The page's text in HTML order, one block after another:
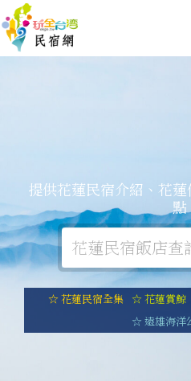
提供花蓮民宿介紹、花
點
☆ 花蓮民宿全集 ☆ 花蓮賞鯨
☆ 遠雄海洋